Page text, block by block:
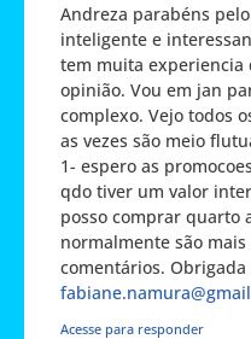
Andreza parabéns
inteligente e
tem muita experiencia
opinião. Vou em jan
complexo. Vejo todos
as vezes são meio
1- espero as
qdo tiver um valor
posso comprar quarto
normalmente são
comentários.
Acesse para responder